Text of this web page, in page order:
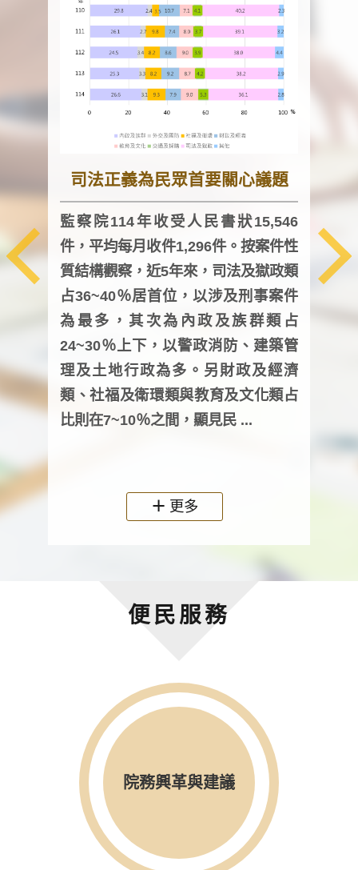
司法正義為民眾首要關心議題
監察院114年收受人民書狀15,546
件，平均每月收件1,296件。按案件性
質結構觀察，近5年來，司法及獄政類
占36~40％居首位，以涉及刑事案件
為最多，其次為內政及族群類占
24~30％上下，以警政消防、建築管
理及土地行政為多。另財政及經濟
類、社福及衛環類與教育及文化類占
比則在7~10％之間，顯見民 ...
監
均每
人
更多
便民服務
院務興革與建議